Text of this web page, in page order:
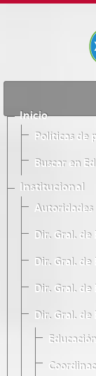
Inicio
Políticas de
Buscar en
Institucional
Autoridades
Dir. Gral. de
Dir. Gral. de
Dir. Gral. de
Dir. Gral. de